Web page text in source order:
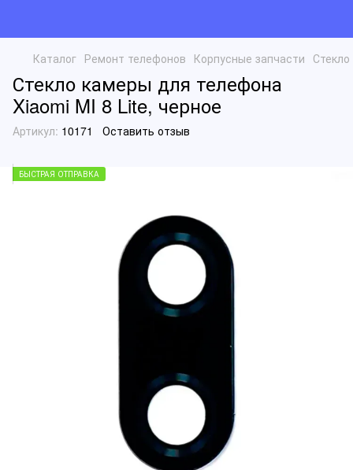
Каталог Ремонт телефонов Корпусные запчасти
Стекло камеры для телефона
Xiaomi MI 8 Lite, черное
Артикул: 10171 Оставить отзыв
БЫСТРАЯ ОТПРАВКА